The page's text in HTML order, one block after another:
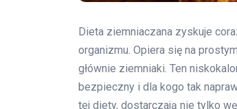
Dieta ziemniaczana zyskuje
organizmu. Opiera się na
głównie ziemniaki. Ten
bezpieczny i dla kogo tak
tej diety, dostarczają nie tylko